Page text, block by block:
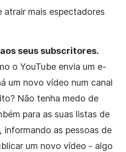
atrair mais espectadores
seus subscritores.
o YouTube envia um e-
um novo vídeo num canal
Não tenha medo de
para as suas listas de
informando as pessoas de
um novo vídeo - algo